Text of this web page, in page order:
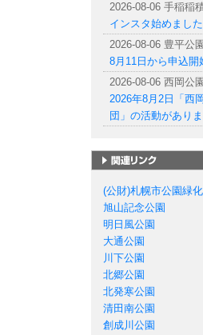
2026-08-06 手稲稲
インスタ始めました
2026-08-06 豊平公園
8月11日から申込開
2026-08-06 西岡公園
2026年8月2日「西
団」の活動がありま
(公財)札幌市公園緑
旭山記念公園
明日風公園
大通公園
川下公園
北郷公園
北発寒公園
清田南公園
創成川公園